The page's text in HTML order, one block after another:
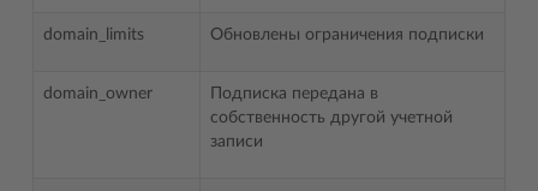
domain_limits Обновлены ограничения подписки
domain_owner
Подписка передана в
собственность другой учетной
записи